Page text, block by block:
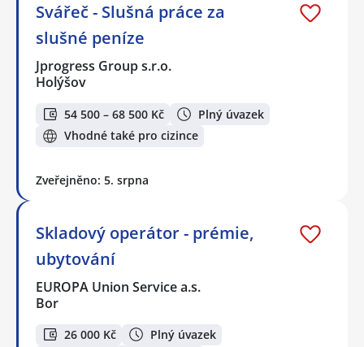
Svářeč - Slušná práce za
slušné peníze
Jprogress Group s.r.o.
Holýšov
54 500 – 68 500 Kč
Plný úvazek
Vhodné také pro cizince
Zveřejněno: 5. srpna
Skladový operátor - prémie,
ubytování
EUROPA Union Service a.s.
Bor
26 000 Kč
Plný úvazek